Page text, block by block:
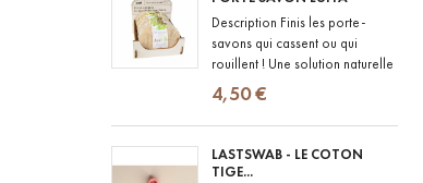
Description Finis les porte-
savons qui cassent ou qui
rouillent ! Une solution naturelle
pour poser votre savon en
toute simplicité, sur le bord de...
4,50 €
LASTSWAB - LE COTON
TIGE...